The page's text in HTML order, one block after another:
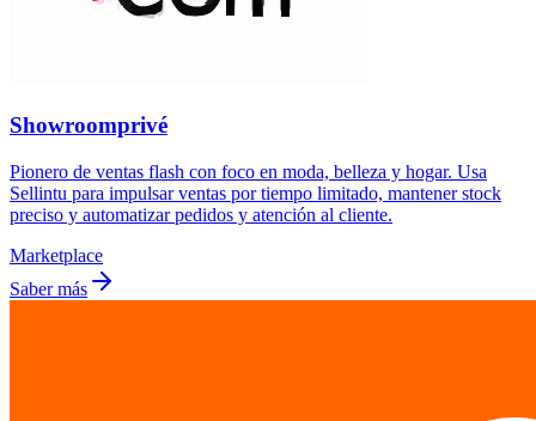
Showroomprivé
Pionero de ventas flash con foco en moda, belleza y hogar. Usa
Sellintu para impulsar ventas por tiempo limitado, mantener stock
preciso y automatizar pedidos y atención al cliente.
Marketplace
Saber más